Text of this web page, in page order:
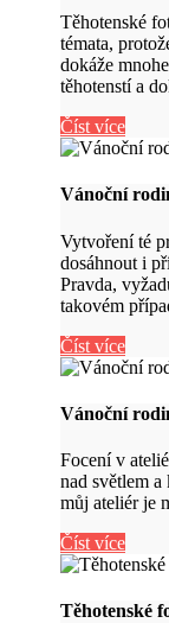
Těhotenské
témata,
dokáže
těhotenstí a
Číst více
Vánoční
Vytvoření té
dosáhnout i
Pravda,
takovém
Číst více
Vánoční
Focení v
nad světlem
můj ateliér je
Číst více
Těhotenské